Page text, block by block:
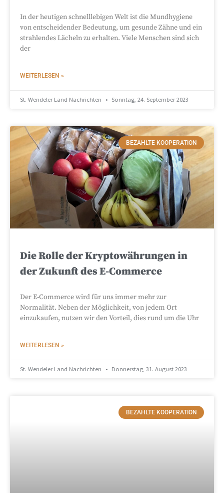
In der heutigen schnelllebigen Welt ist die Mundhygiene
von entscheidender Bedeutung, um gesunde Zähne und ein
strahlendes Lächeln zu erhalten. Viele Menschen sind sich
der
WEITERLESEN »
St. Wendeler Land Nachrichten Sonntag, 24. September 2023
BEZAHLTE KOOPERATION
Die Rolle der Kryptowährungen in
der Zukunft des E-Commerce
Der E-Commerce wird für uns immer mehr zur
Normalität. Neben der Möglichkeit, von jedem Ort
einzukaufen, nutzen wir den Vorteil, dies rund um die Uhr
WEITERLESEN »
St. Wendeler Land Nachrichten Donnerstag, 31. August 2023
BEZAHLTE KOOPERATION